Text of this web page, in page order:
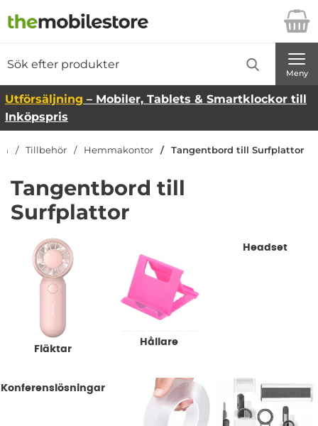
Startsidan för Danira Telecom AB
Meny
Utförsäljning – Mobiler, Tablets & Smartklockor till
Inköpspris
Tillbehör Hemmakontor Tangentbord till Surfplattor
Tangentbord till
Surfplattor
Underkategorier
Fläktar
Hållare
Headset
Konferenslösningar